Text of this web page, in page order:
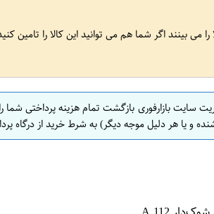
می بینند اگر شما هم می توانید این کالا را تامین
سایت بازارفوری بازگشت تمام هزینه پرداختی
و یا هر دلیل موجه دیگر) به شرط خرید از درگاه